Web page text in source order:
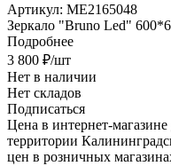
Артикул: МЕ2165048
Зеркало "Bruno Led"
Подробнее
3 800 ₽/шт
Нет в наличии
Нет складов
Подписаться
Цена в интернет-магазине
территории
цен в розничных